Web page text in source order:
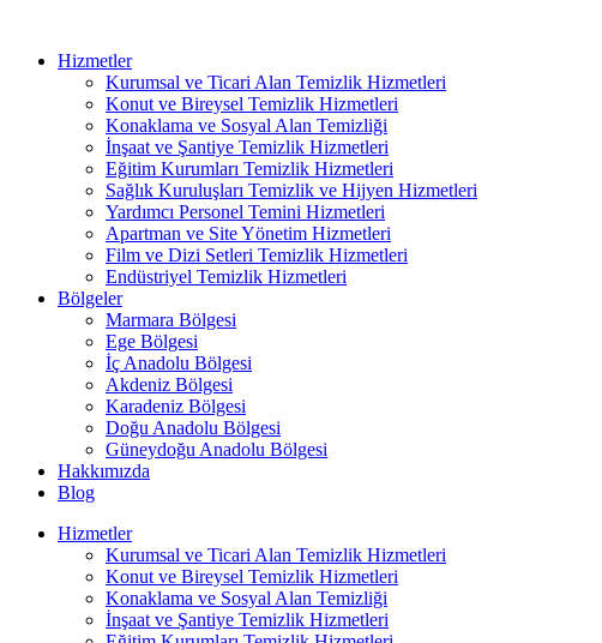
Hizmetler
Kurumsal ve Ticari Alan Temizlik Hizmetleri
Konut ve Bireysel Temizlik Hizmetleri
Konaklama ve Sosyal Alan Temizliği
İnşaat ve Şantiye Temizlik Hizmetleri
Eğitim Kurumları Temizlik Hizmetleri
Sağlık Kuruluşları Temizlik ve Hijyen Hizmetleri
Yardımcı Personel Temini Hizmetleri
Apartman ve Site Yönetim Hizmetleri
Film ve Dizi Setleri Temizlik Hizmetleri
Endüstriyel Temizlik Hizmetleri
Bölgeler
Marmara Bölgesi
Ege Bölgesi
İç Anadolu Bölgesi
Akdeniz Bölgesi
Karadeniz Bölgesi
Doğu Anadolu Bölgesi
Güneydoğu Anadolu Bölgesi
Hakkımızda
Blog
Hizmetler
Kurumsal ve Ticari Alan Temizlik Hizmetleri
Konut ve Bireysel Temizlik Hizmetleri
Konaklama ve Sosyal Alan Temizliği
İnşaat ve Şantiye Temizlik Hizmetleri